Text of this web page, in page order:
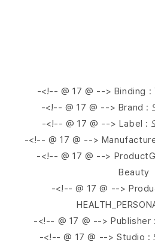
-<!-- @ 17 @ --> Binding :
-<!-- @ 17 @ --> Brand :
-<!-- @ 17 @ --> Label :
-<!-- @ 17 @ -->
-<!-- @ 17 @ -->
Beauty
-<!-- @ 17 @ -->
-<!-- @ 17 @ --> Publisher :
-<!-- @ 17 @ --> Studio :